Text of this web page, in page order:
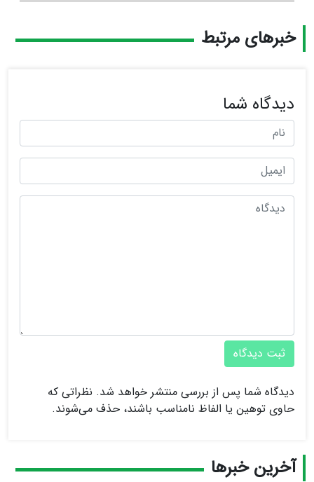
خبرهای مرتبط
دیدگاه شما
ثبت دیدگاه
دیدگاه شما پس از بررسی منتشر خواهد شد. نظراتی که
حاوی توهین یا الفاظ نامناسب باشند، حذف می‌شوند.
آخرین خبرها